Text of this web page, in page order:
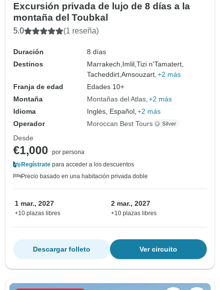
Excursión privada de lujo de 8 días a la
montaña del Toubkal
5.0 (1 reseña)
Duración
8 días
Destinos
Marrakech, Imlil,Tizi n'Tamatert,
Tacheddirt,Amsouzart, +2 más
Franja de edad
Edades 10+
Montaña
Montañas del Atlas +2 más
Idioma
Inglés, Español, +2 más
Operador
Moroccan Best Tours
Desde
€1,000
por persona
Regístrate para acceder a los descuentos
Precio basado en una habitación privada doble
1 mar., 2027
+10 plazas libres
2 mar., 2027
+10 plazas libres
Ver circuito
Descargar folleto